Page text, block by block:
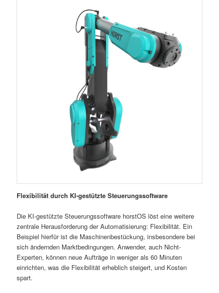
Flexibilität durch KI-gestützte Steuerungssoftware
Die KI-gestützte Steuerungssoftware horstOS löst eine weitere
zentrale Herausforderung der Automatisierung: Flexibilität. Ein
Beispiel hierfür ist die Maschinenbestückung, insbesondere bei
sich ändernden Marktbedingungen. Anwender, auch Nicht-
Experten, können neue Aufträge in weniger als 60 Minuten
einrichten, was die Flexibilität erheblich steigert, und Kosten
spart.